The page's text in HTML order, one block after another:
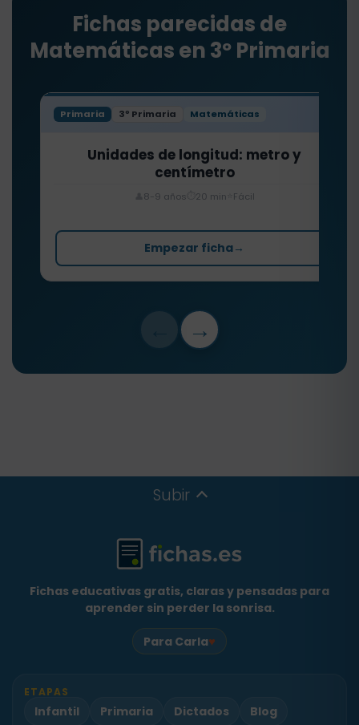
Fichas parecidas de
Matemáticas en 3º Primaria
Primaria 3º Primaria Matemáticas
Unidades de longitud: metro y
centímetro
8-9 años 20 min Fácil
Empezar ficha→
→
Subir
Fichas educativas gratis, claras y pensadas para
aprender sin perder la sonrisa.
Para Carla♥
ETAPAS
Infantil Primaria Dictados Blog